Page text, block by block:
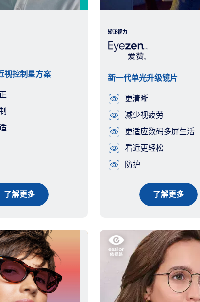
视控制星方案
了解更多
矫正视力
新一代单光升级镜片
更清晰
减少视疲劳
更适应数码多屏生活
看近更轻松
防护
了解更多